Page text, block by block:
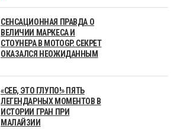
СЕНСАЦИОННАЯ ПРАВДА О
ВЕЛИЧИИ МАРКЕСА И
СТОУНЕРА В MOTOGP. СЕКРЕТ
ОКАЗАЛСЯ НЕОЖИДАННЫМ
«СЕБ, ЭТО ГЛУПО!» ПЯТЬ
ЛЕГЕНДАРНЫХ МОМЕНТОВ В
ИСТОРИИ ГРАН ПРИ
МАЛАЙЗИИ